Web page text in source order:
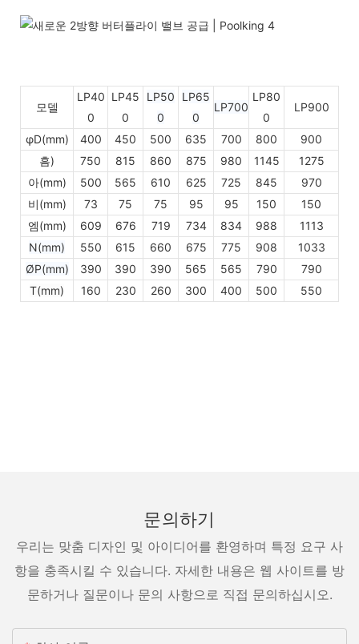
모델
LP40
0
LP45
0
LP50
0
LP65
0
LP700
LP80
0
LP900
φD(mm) 400 450 500 635 700 800
900
흠)
750 815 860 875 980 1145
1275
아(mm)
500 565 610 625 725 845
970
비(mm)
73 75 75 95 95 150
150
엠(mm)
609 676 719 734 834 988
1113
N(mm)
550 615 660 675 775 908
1033
ØP(mm)
390 390 390 565 565 790
790
T(mm)
160 230 260 300 400 500 550
문의하기
우리는 맞춤 디자인 및 아이디어를 환영하며 특정 요구 사
항을 충족시킬 수 있습니다. 자세한 내용은 웹 사이트를 방
문하거나 질문이나 문의 사항으로 직접 문의하십시오.